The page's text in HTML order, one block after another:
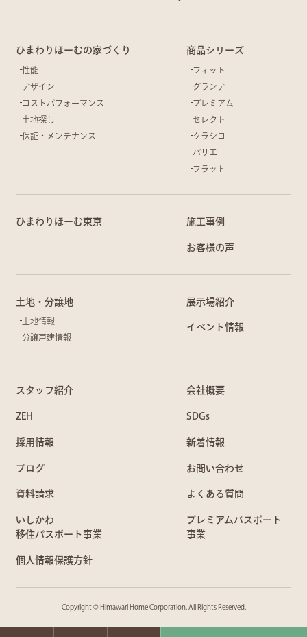
ひまわりほーむの家づくり
性能
デザイン
コストパフォーマンス
土地探し
保証・メンテナンス
商品シリーズ
フィット
グランデ
プレミアム
セレクト
クラシコ
バリエ
フラット
ひまわりほーむ東京 施工事例
お客様の声
土地・分譲地
土地情報
分譲戸建情報
展示場紹介
イベント情報
スタッフ紹介 会社概要
ZEH SDGs
採用情報 新着情報
ブログ お問い合わせ
資料請求 よくある質問
いしかわ
移住パスポート事業
プレミアムパスポート
事業
個人情報保護方針
Copyright © Himawari Home Corporation. All Rights Reserved.